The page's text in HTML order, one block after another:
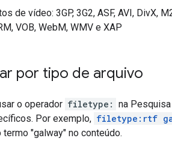
de vídeo: 3GP, 3G2, ASF, AVI, DivX,
VOB, WebM, WMV e XAP
por tipo de arquivo
o operador filetype: na
Por exemplo, filetype:rtf
termo "galway" no conteúdo.